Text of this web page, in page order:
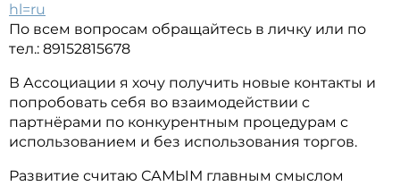
hl=ru
По всем вопросам обращайтесь в личку или по
тел.: 89152815678
В Ассоциации я хочу получить новые контакты и
попробовать себя во взаимодействии с
партнёрами по конкурентным процедурам с
использованием и без использования торгов.
Развитие считаю САМЫМ главным смыслом